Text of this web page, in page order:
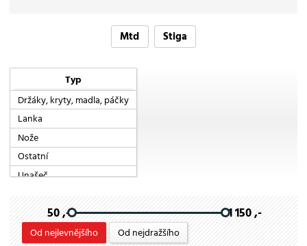
Mtd Stiga
Typ
Držáky, kryty, madla, páčky
Lanka
Nože
Ostatní
Unašeč
50 ,- 1 150 ,-
Od nejlevnějšího Od nejdražšího